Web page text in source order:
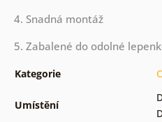
4. Snadná montáž
5. Zabalené do odolné
Kategorie
Umístění